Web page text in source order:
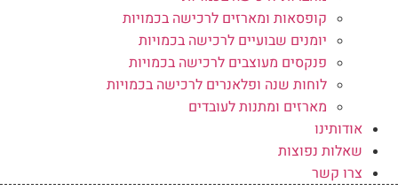
קופסאות ומארזים לרכישה בכמויות
יומנים שבועיים לרכישה בכמויות
פנקסים מעוצבים לרכישה בכמויות
לוחות שנה ופלאנרים לרכישה בכמויות
מארזים ומתנות לעובדים
אודותינו
שאלות נפוצות
צרו קשר